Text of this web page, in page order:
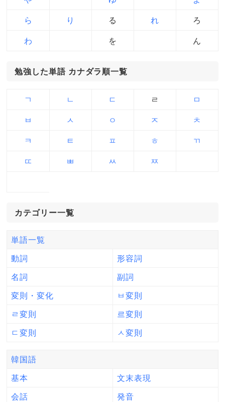
ら り る れ ろ
わ を ん
勉強した単語 カナダラ順一覧
ㄱ ㄴ ㄷ ㄹ ㅁ
ㅂ ㅅ ㅇ ㅈ ㅊ
ㅋ ㅌ ㅍ ㅎ ㄲ
ㄸ ㅃ ㅆ ㅉ
カテゴリー一覧
単語一覧
動詞 形容詞
名詞 副詞
変則・変化 ㅂ変則
ㄹ変則 르変則
ㄷ変則 ㅅ変則
韓国語
基本 文末表現
会話 発音